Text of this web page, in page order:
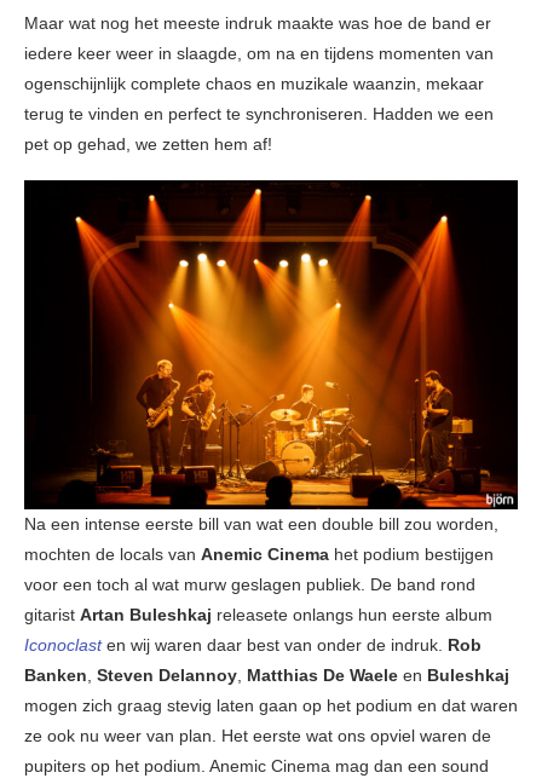
Maar wat nog het meeste indruk maakte was hoe de band er
iedere keer weer in slaagde, om na en tijdens momenten van
ogenschijnlijk complete chaos en muzikale waanzin, mekaar
terug te vinden en perfect te synchroniseren. Hadden we een
pet op gehad, we zetten hem af!
Na een intense eerste bill van wat een double bill zou worden,
mochten de locals van Anemic Cinema het podium bestijgen
voor een toch al wat murw geslagen publiek. De band rond
gitarist Artan Buleshkaj releasete onlangs hun eerste album
Iconoclasten wij waren daar best van onder de indruk. Rob
Banken Steven Delannoy Matthias De Waele en Buleshkaj
mogen zich graag stevig laten gaan op het podium en dat waren
ze ook nu weer van plan. Het eerste wat ons opviel waren de
pupiters op het podium. Anemic Cinema mag dan een sound